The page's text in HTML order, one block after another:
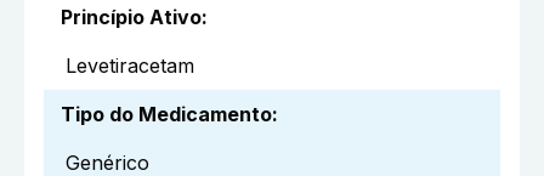
Princípio Ativo:
Levetiracetam
Tipo do Medicamento:
Genérico